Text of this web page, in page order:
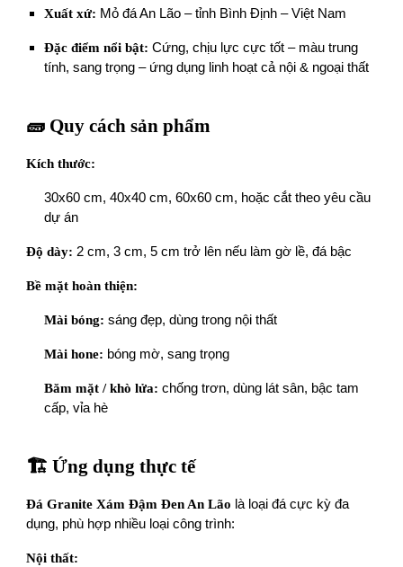
Xuất xứ: Mỏ đá An Lão – tỉnh Bình Định – Việt Nam
Đặc điểm nổi bật: Cứng, chịu lực cực tốt – màu trung
tính, sang trọng – ứng dụng linh hoạt cả nội & ngoại thất
🧱 Quy cách sản phẩm
Kích thước:
30x60 cm, 40x40 cm, 60x60 cm, hoặc cắt theo yêu cầu
dự án
Độ dày: 2 cm, 3 cm, 5 cm trở lên nếu làm gờ lề, đá bậc
Bề mặt hoàn thiện:
Mài bóng: sáng đẹp, dùng trong nội thất
Mài hone: bóng mờ, sang trọng
Băm mặt / khò lửa: chống trơn, dùng lát sân, bậc tam
cấp, vỉa hè
🏗️ Ứng dụng thực tế
Đá Granite Xám Đậm Đen An Lão là loại đá cực kỳ đa
dụng, phù hợp nhiều loại công trình:
Nội thất: